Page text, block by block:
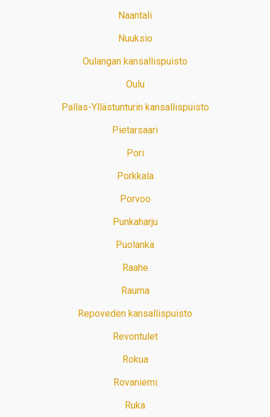
Naantali
Nuuksio
Oulangan kansallispuisto
Oulu
Pallas-Yllästunturin kansallispuisto
Pietarsaari
Pori
Porkkala
Porvoo
Punkaharju
Puolanka
Raahe
Rauma
Repoveden kansallispuisto
Revontulet
Rokua
Rovaniemi
Ruka